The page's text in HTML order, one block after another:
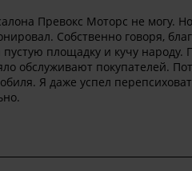
Превокс Моторс не могу.
Собственно говоря,
пустую площадку и кучу
обслуживают покупателей.
Я даже успел